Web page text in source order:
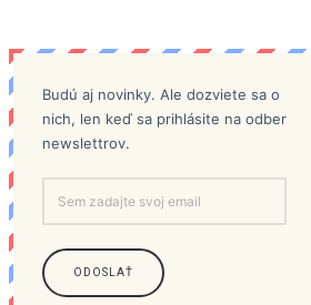
Budú aj novinky. Ale dozviete sa o
nich, len keď sa prihlásite na odber
newslettrov.